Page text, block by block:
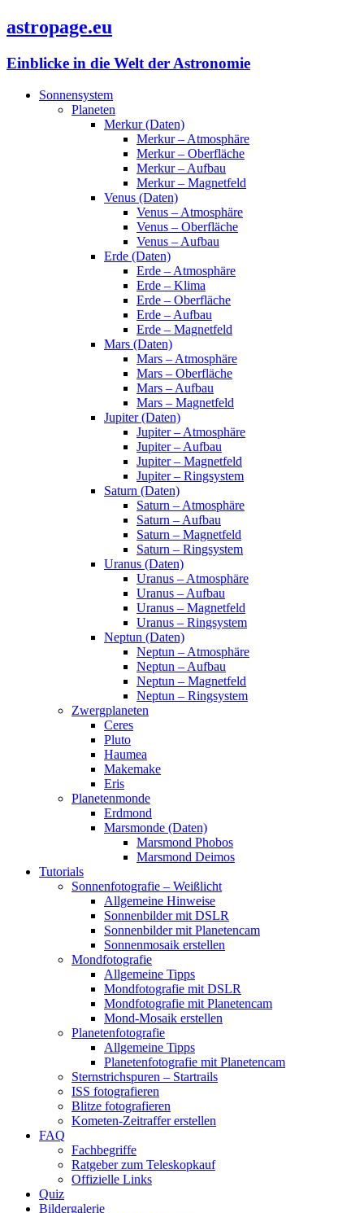
astropage.eu
Einblicke in die Welt der Astronomie
Sonnensystem
Planeten
Merkur (Daten)
Merkur – Atmosphäre
Merkur – Oberfläche
Merkur – Aufbau
Merkur – Magnetfeld
Venus (Daten)
Venus – Atmosphäre
Venus – Oberfläche
Venus – Aufbau
Erde (Daten)
Erde – Atmosphäre
Erde – Klima
Erde – Oberfläche
Erde – Aufbau
Erde – Magnetfeld
Mars (Daten)
Mars – Atmosphäre
Mars – Oberfläche
Mars – Aufbau
Mars – Magnetfeld
Jupiter (Daten)
Jupiter – Atmosphäre
Jupiter – Aufbau
Jupiter – Magnetfeld
Jupiter – Ringsystem
Saturn (Daten)
Saturn – Atmosphäre
Saturn – Aufbau
Saturn – Magnetfeld
Saturn – Ringsystem
Uranus (Daten)
Uranus – Atmosphäre
Uranus – Aufbau
Uranus – Magnetfeld
Uranus – Ringsystem
Neptun (Daten)
Neptun – Atmosphäre
Neptun – Aufbau
Neptun – Magnetfeld
Neptun – Ringsystem
Zwergplaneten
Ceres
Pluto
Haumea
Makemake
Eris
Planetenmonde
Erdmond
Marsmonde (Daten)
Marsmond Phobos
Marsmond Deimos
Tutorials
Sonnenfotografie – Weißlicht
Allgemeine Hinweise
Sonnenbilder mit DSLR
Sonnenbilder mit Planetencam
Sonnenmosaik erstellen
Mondfotografie
Allgemeine Tipps
Mondfotografie mit DSLR
Mondfotografie mit Planetencam
Mond-Mosaik erstellen
Planetenfotografie
Allgemeine Tipps
Planetenfotografie mit Planetencam
Sternstrichspuren – Startrails
ISS fotografieren
Blitze fotografieren
Kometen-Zeitraffer erstellen
FAQ
Fachbegriffe
Ratgeber zum Teleskopkauf
Offizielle Links
Quiz
Bildergalerie